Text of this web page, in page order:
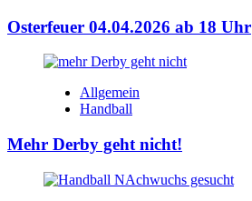
Osterfeuer 04.04.2026 ab 18 Uhr
Allgemein
Handball
Mehr Derby geht nicht!